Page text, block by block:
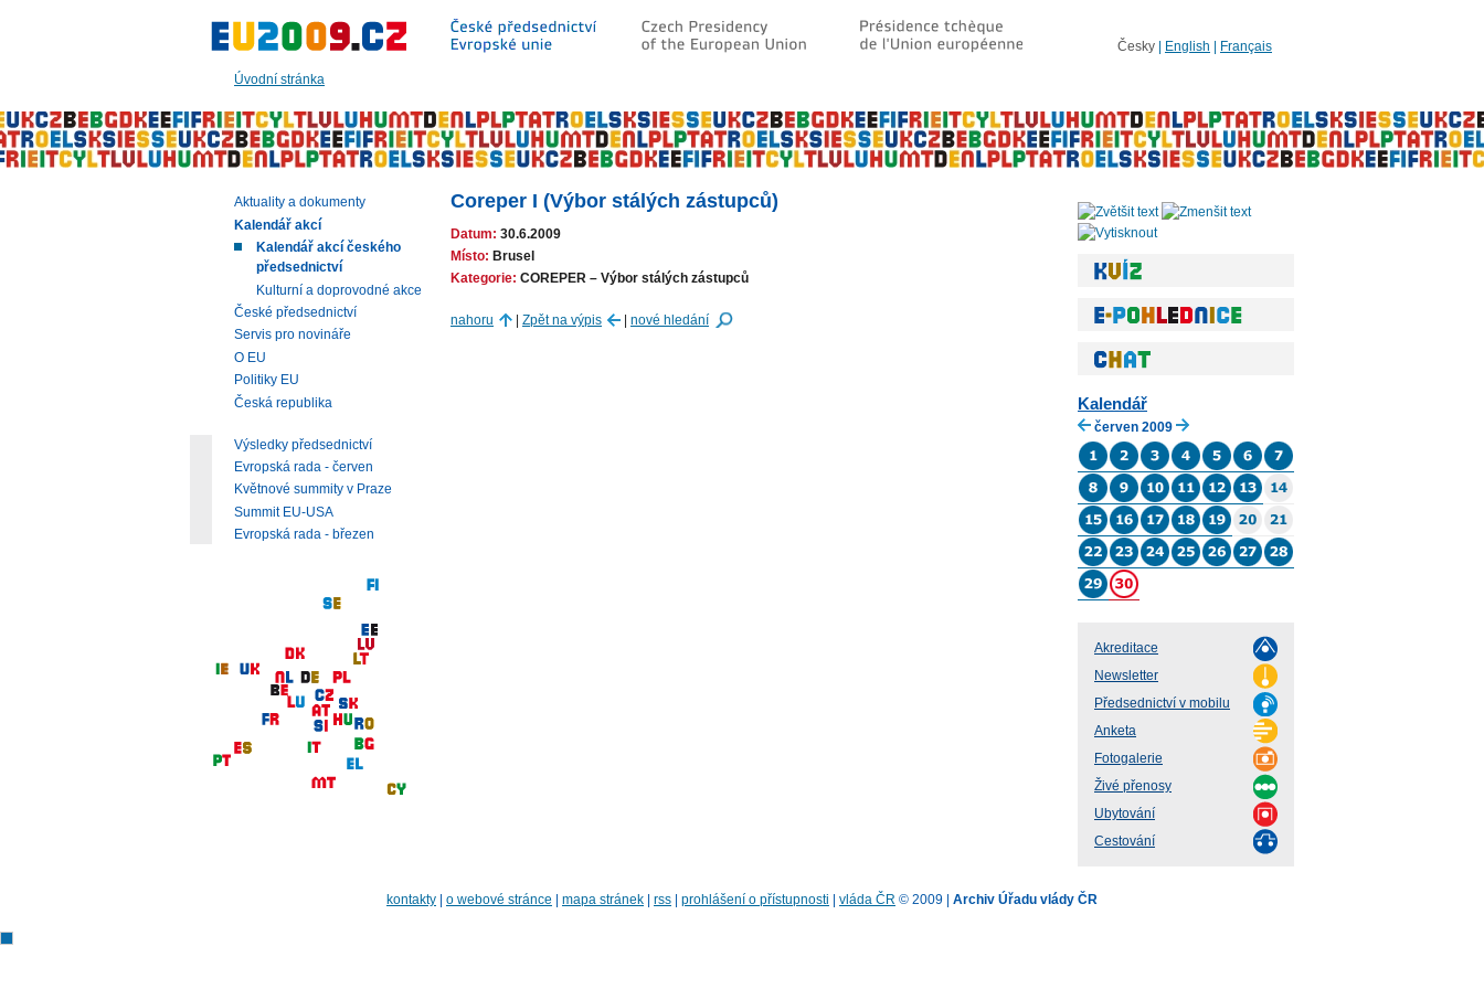
Česky English Français
Úvodní stránka
hlavní
|
navigaci
|
vyhledávání
Coreper I (Výbor stálých zástupců)
Datum: 30.6.2009
Místo: Brusel
Kategorie: COREPER – Výbor stálých zástupců
nahoru Zpět na výpis nové hledání
Kalendář
červen 2009
Akreditace
Newsletter
Předsednictví v mobilu
Anketa
Fotogalerie
Živé přenosy
Ubytování
Cestování
Aktuality a dokumenty
Kalendář akcí
Kalendář akcí českého
předsednictví
Kulturní a doprovodné akce
České předsednictví
Servis pro novináře
O EU
Politiky EU
Česká republika
Výsledky předsednictví
Evropská rada - červen
Květnové summity v Praze
Summit EU-USA
Evropská rada - březen
kontakty o webové stránce mapa stránek rss prohlášení o přístupnosti vláda ČR © 2009 | Archiv Úřadu vlády ČR